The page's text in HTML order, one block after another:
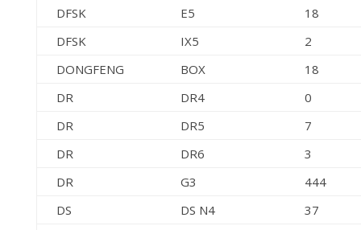
DFSK
E5
18
DFSK
IX5
2
DONGFENG
BOX
18
DR
DR4
0
DR
DR5
7
DR
DR6
3
DR
G3
444
DS
DS N4
37